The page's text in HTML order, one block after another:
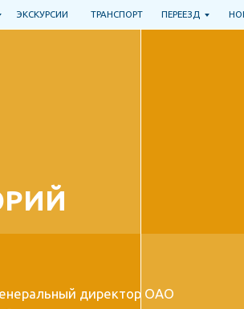
ТРАНСПОРТ ПЕРЕЕЗД НОВЫЕ
ЭКСКУРСИИ
глава городского округа